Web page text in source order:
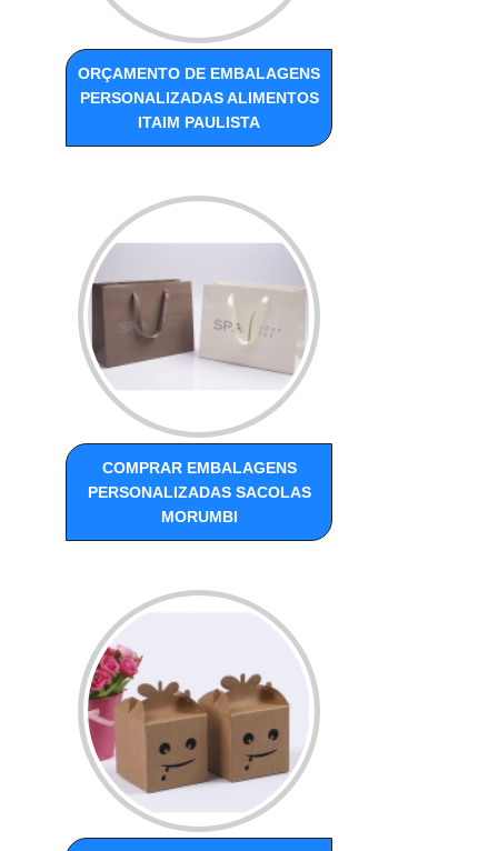
ORÇAMENTO DE EMBALAGENS
PERSONALIZADAS ALIMENTOS
ITAIM PAULISTA
COMPRAR EMBALAGENS
PERSONALIZADAS SACOLAS
MORUMBI